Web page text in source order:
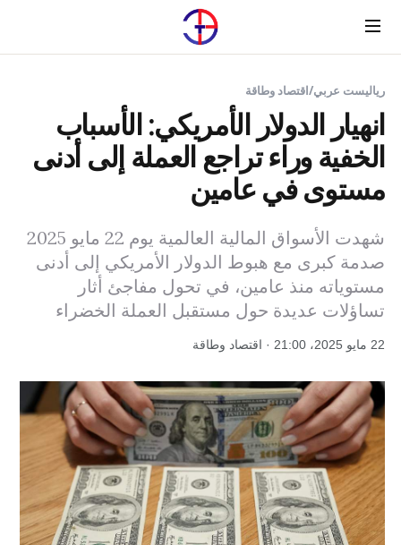
Menu
رياليست عربي/اقتصاد وطاقة
انهيار الدولار الأمريكي: الأسباب
الخفية وراء تراجع العملة إلى أدنى
مستوى في عامين
شهدت الأسواق المالية العالمية يوم 22 مايو 2025
صدمة كبرى مع هبوط الدولار الأمريكي إلى أدنى
مستوياته منذ عامين، في تحول مفاجئ أثار
تساؤلات عديدة حول مستقبل العملة الخضراء
22 مايو 2025، 21:00 · اقتصاد وطاقة